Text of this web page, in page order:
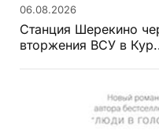
06.08.2026
Станция Шерекино
вторжения ВСУ в